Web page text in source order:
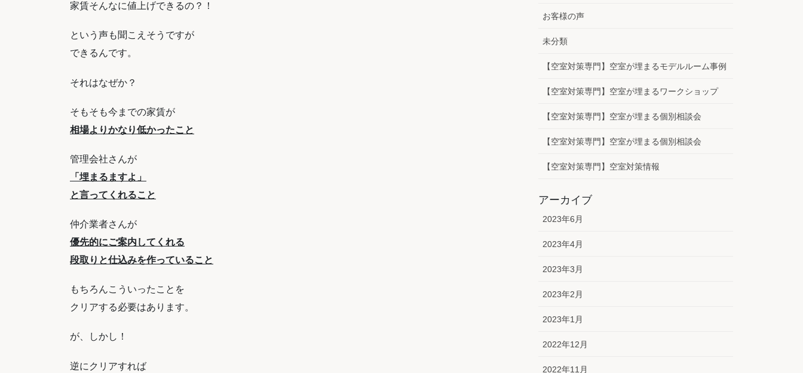
家賃そんなに値上げできるの？！
という声も聞こえそうですが
できるんです。
それはなぜか？
そもそも今までの家賃が
相場よりかなり低かったこと
管理会社さんが
「埋まるますよ」
と言ってくれること
仲介業者さんが
優先的にご案内してくれる
段取りと仕込みを作っていること
もちろんこういったことを
クリアする必要はあります。
が、しかし！
逆にクリアすれば
お客様の声
未分類
【空室対策専門】空室が埋まるモデルルーム事例
【空室対策専門】空室が埋まるワークショップ
【空室対策専門】空室が埋まる個別相談会
【空室対策専門】空室が埋まる個別相談会
【空室対策専門】空室対策情報
アーカイブ
2023年6月
2023年4月
2023年3月
2023年2月
2023年1月
2022年12月
2022年11月